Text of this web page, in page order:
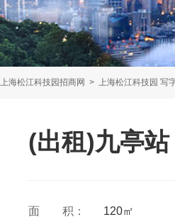
上海松江科技园招商网 > 上海松江科技园 写
(出租)九亭
面 积： 120㎡